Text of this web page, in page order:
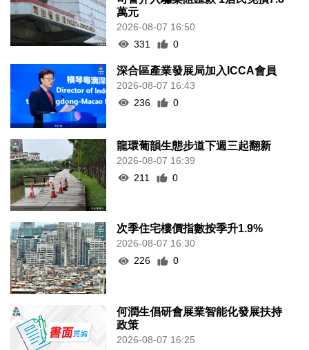
萬元
2026-08-07 16:50
331
0
深合區產業發展局加入ICCA會員
2026-08-07 16:43
236
0
龍環葡韻生態步道下週三起翻新
2026-08-07 16:39
211
0
次季住宅樓價指數按季升1.9%
2026-08-07 16:30
226
0
何潤生倡研會展業智能化發展扶持
政策
2026-08-07 16:25